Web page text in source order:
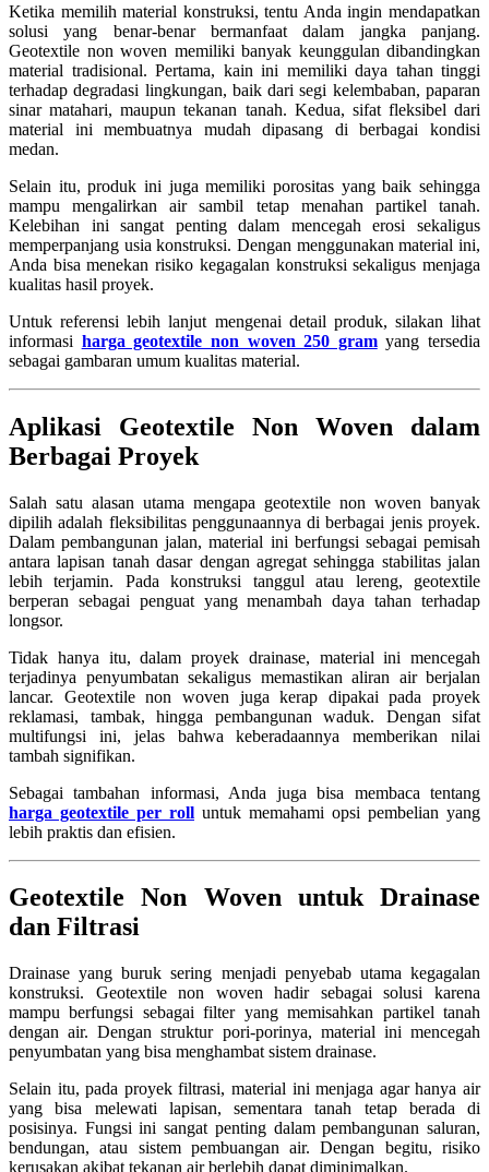
Ketika memilih material konstruksi, tentu Anda ingin mendapatkan
solusi yang benar-benar bermanfaat dalam jangka panjang.
Geotextile non woven memiliki banyak keunggulan dibandingkan
material tradisional. Pertama, kain ini memiliki daya tahan tinggi
terhadap degradasi lingkungan, baik dari segi kelembaban, paparan
sinar matahari, maupun tekanan tanah. Kedua, sifat fleksibel dari
material ini membuatnya mudah dipasang di berbagai kondisi
medan.
Selain itu, produk ini juga memiliki porositas yang baik sehingga
mampu mengalirkan air sambil tetap menahan partikel tanah.
Kelebihan ini sangat penting dalam mencegah erosi sekaligus
memperpanjang usia konstruksi. Dengan menggunakan material ini,
Anda bisa menekan risiko kegagalan konstruksi sekaligus menjaga
kualitas hasil proyek.
Untuk referensi lebih lanjut mengenai detail produk, silakan lihat
informasi harga geotextile non woven 250 gramyang tersedia
sebagai gambaran umum kualitas material.
Aplikasi Geotextile Non Woven dalam
Berbagai Proyek
Salah satu alasan utama mengapa geotextile non woven banyak
dipilih adalah fleksibilitas penggunaannya di berbagai jenis proyek.
Dalam pembangunan jalan, material ini berfungsi sebagai pemisah
antara lapisan tanah dasar dengan agregat sehingga stabilitas jalan
lebih terjamin. Pada konstruksi tanggul atau lereng, geotextile
berperan sebagai penguat yang menambah daya tahan terhadap
longsor.
Tidak hanya itu, dalam proyek drainase, material ini mencegah
terjadinya penyumbatan sekaligus memastikan aliran air berjalan
lancar. Geotextile non woven juga kerap dipakai pada proyek
reklamasi, tambak, hingga pembangunan waduk. Dengan sifat
multifungsi ini, jelas bahwa keberadaannya memberikan nilai
tambah signifikan.
Sebagai tambahan informasi, Anda juga bisa membaca tentang
harga geotextile per roll untuk memahami opsi pembelian yang
lebih praktis dan efisien.
Geotextile Non Woven untuk Drainase
dan Filtrasi
Drainase yang buruk sering menjadi penyebab utama kegagalan
konstruksi. Geotextile non woven hadir sebagai solusi karena
mampu berfungsi sebagai filter yang memisahkan partikel tanah
dengan air. Dengan struktur pori-porinya, material ini mencegah
penyumbatan yang bisa menghambat sistem drainase.
Selain itu, pada proyek filtrasi, material ini menjaga agar hanya air
yang bisa melewati lapisan, sementara tanah tetap berada di
posisinya. Fungsi ini sangat penting dalam pembangunan saluran,
bendungan, atau sistem pembuangan air. Dengan begitu, risiko
kerusakan akibat tekanan air berlebih dapat diminimalkan.